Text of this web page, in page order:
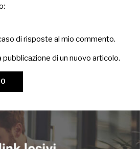
di risposte al mio commento.
pubblicazione di un nuovo articolo.